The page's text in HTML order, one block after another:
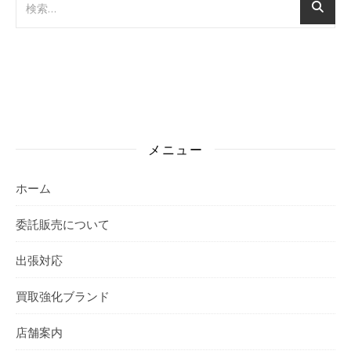
メニュー
ホーム
委託販売について
出張対応
買取強化ブランド
店舗案内